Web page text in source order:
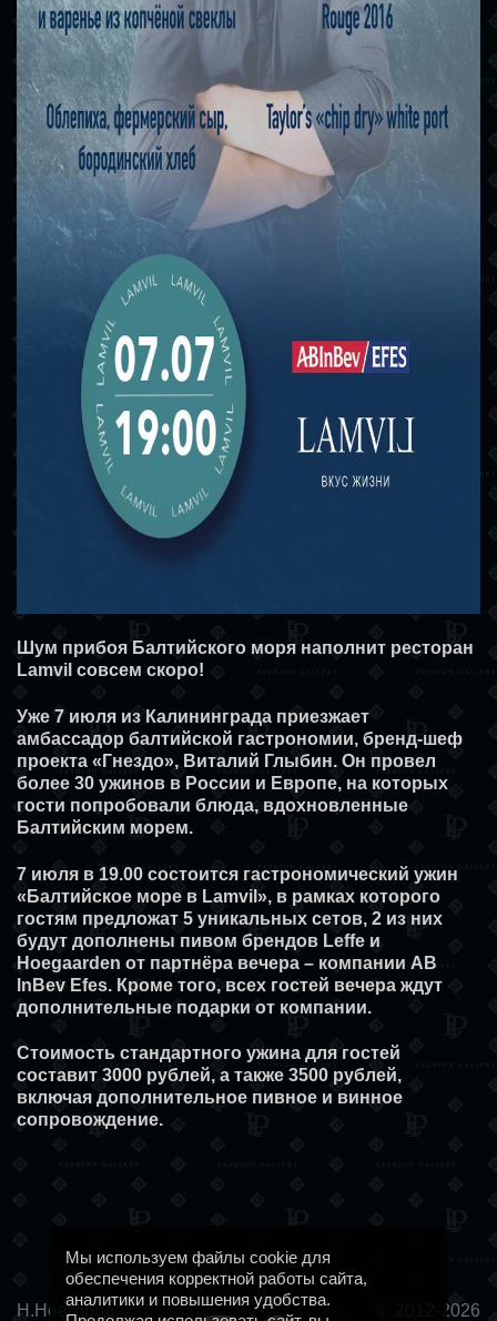
Шум прибоя Балтийского моря наполнит ресторан
Lamvil совсем скоро!
Уже 7 июля из Калининграда приезжает
амбассадор балтийской гастрономии, бренд-шеф
проекта «Гнездо», Виталий Глыбин. Он провел
более 30 ужинов в России и Европе, на которых
гости попробовали блюда, вдохновленные
Балтийским морем.
7 июля в 19.00 состоится гастрономический ужин
«Балтийское море в Lamvil», в рамках которого
гостям предложат 5 уникальных сетов, 2 из них
будут дополнены пивом брендов Leffe и
Hoegaarden от партнёра вечера – компании AB
lnBev Efes. Кроме того, всех гостей вечера ждут
дополнительные подарки от компании.
Стоимость стандартного ужина для гостей
составит 3000 рублей, а также 3500 рублей,
включая дополнительное пивное и винное
сопровождение.
Н.Новгород, © 2012-2026
Мы используем файлы cookie для
обеспечения корректной работы сайта,
аналитики и повышения удобства.